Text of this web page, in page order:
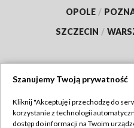
OPOLE /
SZCZECIN /
Szanujemy Twoją prywatność
Kliknij "Akceptuję i przechodzę do
korzystanie z technologii
dostęp do informacji na Twoim